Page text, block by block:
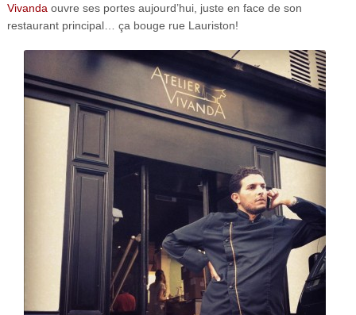
Vivanda ouvre ses portes aujourd’hui, juste en face de son
restaurant principal… ça bouge rue Lauriston!